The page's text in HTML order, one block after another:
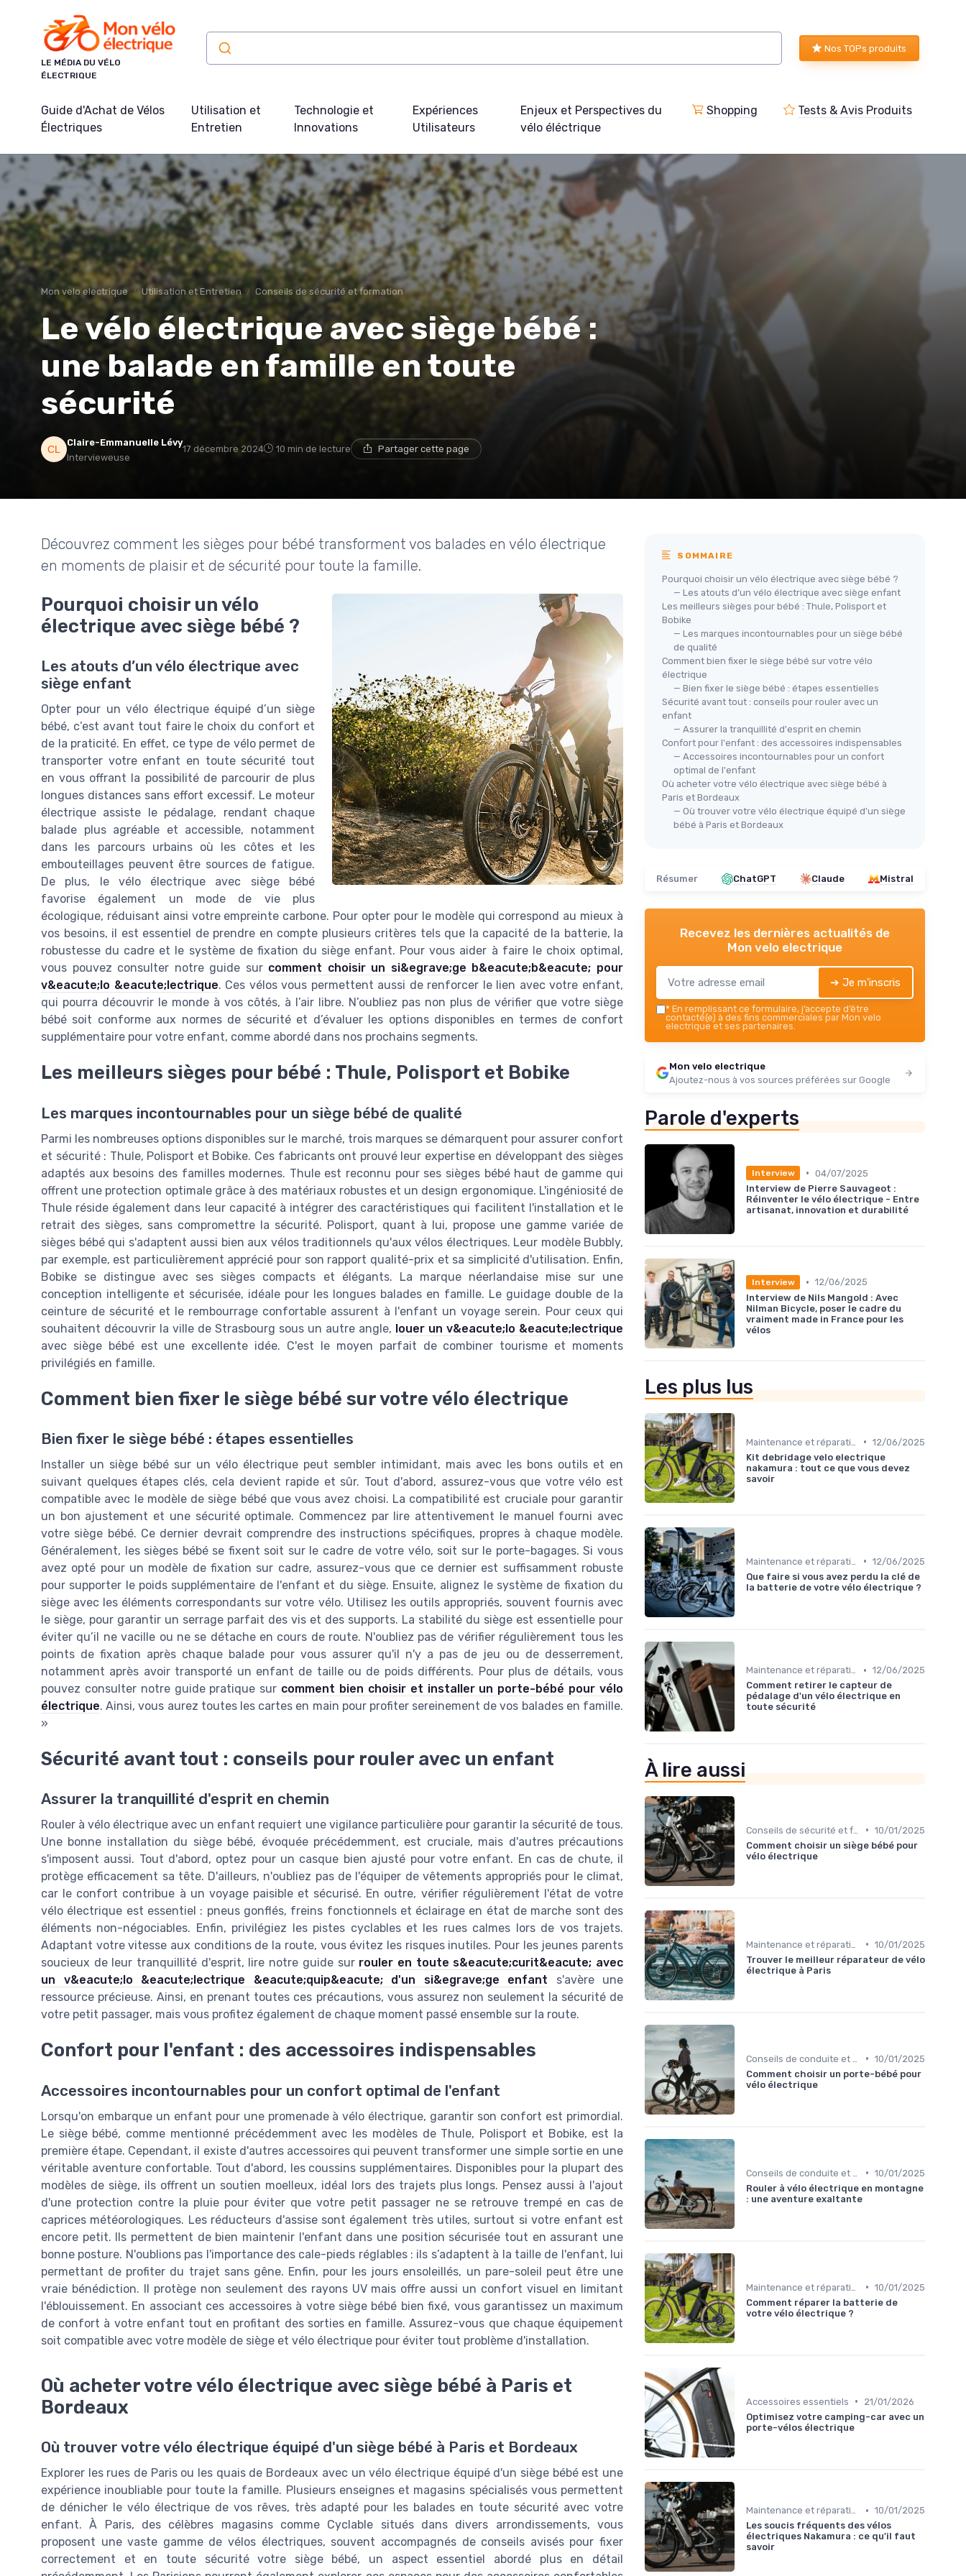
LE MÉDIA DU VÉLO
ÉLECTRIQUE
Nos TOPs produits
Guide d'Achat de Vélos
Électriques
Utilisation et
Entretien
Technologie et
Innovations
Expériences
Utilisateurs
Enjeux et Perspectives du
vélo éléctrique
Shopping Tests & Avis Produits
Mon velo electrique Utilisation et Entretien Conseils de sécurité et formation
Le vélo électrique avec siège bébé :
une balade en famille en toute
sécurité
Claire-Emmanuelle Lévy
Intervieweuse
17 décembre 2024 10 min de lecture Partager cette page
Découvrez comment les sièges pour bébé transforment vos balades en vélo électrique
en moments de plaisir et de sécurité pour toute la famille.
Pourquoi choisir un vélo
électrique avec siège bébé ?
Les atouts d’un vélo électrique avec
siège enfant
Opter pour un vélo électrique équipé d’un siège
bébé, c’est avant tout faire le choix du confort et
de la praticité. En effet, ce type de vélo permet de
transporter votre enfant en toute sécurité tout
en vous offrant la possibilité de parcourir de plus
longues distances sans effort excessif. Le moteur
électrique assiste le pédalage, rendant chaque
balade plus agréable et accessible, notamment
dans les parcours urbains où les côtes et les
embouteillages peuvent être sources de fatigue.
De plus, le vélo électrique avec siège bébé
favorise également un mode de vie plus
écologique, réduisant ainsi votre empreinte carbone. Pour opter pour le modèle qui correspond au mieux à
vos besoins, il est essentiel de prendre en compte plusieurs critères tels que la capacité de la batterie, la
robustesse du cadre et le système de fixation du siège enfant. Pour vous aider à faire le choix optimal,
vous pouvez consulter notre guide sur comment choisir un si&egrave;ge b&eacute;b&eacute; pour
v&eacute;lo &eacute;lectrique. Ces vélos vous permettent aussi de renforcer le lien avec votre enfant,
qui pourra découvrir le monde à vos côtés, à l’air libre. N’oubliez pas non plus de vérifier que votre siège
bébé soit conforme aux normes de sécurité et d’évaluer les options disponibles en termes de confort
supplémentaire pour votre enfant, comme abordé dans nos prochains segments.
Les meilleurs sièges pour bébé : Thule, Polisport et Bobike
Les marques incontournables pour un siège bébé de qualité
Parmi les nombreuses options disponibles sur le marché, trois marques se démarquent pour assurer confort
et sécurité : Thule, Polisport et Bobike. Ces fabricants ont prouvé leur expertise en développant des sièges
adaptés aux besoins des familles modernes. Thule est reconnu pour ses sièges bébé haut de gamme qui
offrent une protection optimale grâce à des matériaux robustes et un design ergonomique. L'ingéniosité de
Thule réside également dans leur capacité à intégrer des caractéristiques qui facilitent l'installation et le
retrait des sièges, sans compromettre la sécurité. Polisport, quant à lui, propose une gamme variée de
sièges bébé qui s'adaptent aussi bien aux vélos traditionnels qu'aux vélos électriques. Leur modèle Bubbly,
par exemple, est particulièrement apprécié pour son rapport qualité-prix et sa simplicité d'utilisation. Enfin,
Bobike se distingue avec ses sièges compacts et élégants. La marque néerlandaise mise sur une
conception intelligente et sécurisée, idéale pour les longues balades en famille. Le guidage double de la
ceinture de sécurité et le rembourrage confortable assurent à l'enfant un voyage serein. Pour ceux qui
souhaitent découvrir la ville de Strasbourg sous un autre angle, louer un v&eacute;lo &eacute;lectrique
avec siège bébé est une excellente idée. C'est le moyen parfait de combiner tourisme et moments
privilégiés en famille.
Comment bien fixer le siège bébé sur votre vélo électrique
Bien fixer le siège bébé : étapes essentielles
Installer un siège bébé sur un vélo électrique peut sembler intimidant, mais avec les bons outils et en
suivant quelques étapes clés, cela devient rapide et sûr. Tout d'abord, assurez-vous que votre vélo est
compatible avec le modèle de siège bébé que vous avez choisi. La compatibilité est cruciale pour garantir
un bon ajustement et une sécurité optimale. Commencez par lire attentivement le manuel fourni avec
votre siège bébé. Ce dernier devrait comprendre des instructions spécifiques, propres à chaque modèle.
Généralement, les sièges bébé se fixent soit sur le cadre de votre vélo, soit sur le porte-bagages. Si vous
avez opté pour un modèle de fixation sur cadre, assurez-vous que ce dernier est suffisamment robuste
pour supporter le poids supplémentaire de l'enfant et du siège. Ensuite, alignez le système de fixation du
siège avec les éléments correspondants sur votre vélo. Utilisez les outils appropriés, souvent fournis avec
le siège, pour garantir un serrage parfait des vis et des supports. La stabilité du siège est essentielle pour
éviter qu’il ne vacille ou ne se détache en cours de route. N'oubliez pas de vérifier régulièrement tous les
points de fixation après chaque balade pour vous assurer qu'il n'y a pas de jeu ou de desserrement,
notamment après avoir transporté un enfant de taille ou de poids différents. Pour plus de détails, vous
pouvez consulter notre guide pratique sur comment bien choisir et installer un porte-bébé pour vélo
électrique. Ainsi, vous aurez toutes les cartes en main pour profiter sereinement de vos balades en famille.
»
Sécurité avant tout : conseils pour rouler avec un enfant
Assurer la tranquillité d'esprit en chemin
Rouler à vélo électrique avec un enfant requiert une vigilance particulière pour garantir la sécurité de tous.
Une bonne installation du siège bébé, évoquée précédemment, est cruciale, mais d'autres précautions
s'imposent aussi. Tout d'abord, optez pour un casque bien ajusté pour votre enfant. En cas de chute, il
protège efficacement sa tête. D'ailleurs, n'oubliez pas de l'équiper de vêtements appropriés pour le climat,
car le confort contribue à un voyage paisible et sécurisé. En outre, vérifier régulièrement l'état de votre
vélo électrique est essentiel : pneus gonflés, freins fonctionnels et éclairage en état de marche sont des
éléments non-négociables. Enfin, privilégiez les pistes cyclables et les rues calmes lors de vos trajets.
Adaptant votre vitesse aux conditions de la route, vous évitez les risques inutiles. Pour les jeunes parents
soucieux de leur tranquillité d'esprit, lire notre guide sur rouler en toute s&eacute;curit&eacute; avec
un v&eacute;lo &eacute;lectrique &eacute;quip&eacute; d'un si&egrave;ge enfant s'avère une
ressource précieuse. Ainsi, en prenant toutes ces précautions, vous assurez non seulement la sécurité de
votre petit passager, mais vous profitez également de chaque moment passé ensemble sur la route.
Confort pour l'enfant : des accessoires indispensables
Accessoires incontournables pour un confort optimal de l'enfant
Lorsqu'on embarque un enfant pour une promenade à vélo électrique, garantir son confort est primordial.
Le siège bébé, comme mentionné précédemment avec les modèles de Thule, Polisport et Bobike, est la
première étape. Cependant, il existe d'autres accessoires qui peuvent transformer une simple sortie en une
véritable aventure confortable. Tout d'abord, les coussins supplémentaires. Disponibles pour la plupart des
modèles de siège, ils offrent un soutien moelleux, idéal lors des trajets plus longs. Pensez aussi à l'ajout
d'une protection contre la pluie pour éviter que votre petit passager ne se retrouve trempé en cas de
caprices météorologiques. Les réducteurs d'assise sont également très utiles, surtout si votre enfant est
encore petit. Ils permettent de bien maintenir l'enfant dans une position sécurisée tout en assurant une
bonne posture. N'oublions pas l'importance des cale-pieds réglables : ils s’adaptent à la taille de l'enfant, lui
permettant de profiter du trajet sans gêne. Enfin, pour les jours ensoleillés, un pare-soleil peut être une
vraie bénédiction. Il protège non seulement des rayons UV mais offre aussi un confort visuel en limitant
l'éblouissement. En associant ces accessoires à votre siège bébé bien fixé, vous garantissez un maximum
de confort à votre enfant tout en profitant des sorties en famille. Assurez-vous que chaque équipement
soit compatible avec votre modèle de siège et vélo électrique pour éviter tout problème d'installation.
Où acheter votre vélo électrique avec siège bébé à Paris et
Bordeaux
Où trouver votre vélo électrique équipé d'un siège bébé à Paris et Bordeaux
Explorer les rues de Paris ou les quais de Bordeaux avec un vélo électrique équipé d'un siège bébé est une
expérience inoubliable pour toute la famille. Plusieurs enseignes et magasins spécialisés vous permettent
de dénicher le vélo électrique de vos rêves, très adapté pour les balades en toute sécurité avec votre
enfant. À Paris, des célèbres magasins comme Cyclable situés dans divers arrondissements, vous
proposent une vaste gamme de vélos électriques, souvent accompagnés de conseils avisés pour fixer
correctement et en toute sécurité votre siège bébé, un aspect essentiel abordé plus en détail
SOMMAIRE
Pourquoi choisir un vélo électrique avec siège bébé ?
— Les atouts d’un vélo électrique avec siège enfant
Les meilleurs sièges pour bébé : Thule, Polisport et
Bobike
— Les marques incontournables pour un siège bébé
de qualité
Comment bien fixer le siège bébé sur votre vélo
électrique
— Bien fixer le siège bébé : étapes essentielles
Sécurité avant tout : conseils pour rouler avec un
enfant
— Assurer la tranquillité d'esprit en chemin
Confort pour l'enfant : des accessoires indispensables
— Accessoires incontournables pour un confort
optimal de l'enfant
Où acheter votre vélo électrique avec siège bébé à
Paris et Bordeaux
— Où trouver votre vélo électrique équipé d'un siège
bébé à Paris et Bordeaux
Résumer ChatGPT Claude Mistral
Recevez les dernières actualités de
Mon velo electrique
➔ Je m'inscris
* En remplissant ce formulaire, j’accepte d’être
contacté(e) à des fins commerciales par Mon velo
electrique et ses partenaires.
Mon velo electrique
Ajoutez-nous à vos sources préférées sur Google
Parole d'experts
Interview • 04/07/2025
Interview de Pierre Sauvageot :
Réinventer le vélo électrique - Entre
artisanat, innovation et durabilité
Interview • 12/06/2025
Interview de Nils Mangold : Avec
Nilman Bicycle, poser le cadre du
vraiment made in France pour les
vélos
Les plus lus
• 12/06/2025
Kit debridage velo electrique
nakamura : tout ce que vous devez
savoir
• 12/06/2025
Que faire si vous avez perdu la clé de
la batterie de votre vélo électrique ?
Maintenance et réparation • 12/06/2025
Comment retirer le capteur de
pédalage d'un vélo électrique en
toute sécurité
À lire aussi
• 10/01/2025
Comment choisir un siège bébé pour
vélo électrique
• 10/01/2025
Trouver le meilleur réparateur de vélo
électrique à Paris
• 10/01/2025
Comment choisir un porte-bébé pour
vélo électrique
• 10/01/2025
Rouler à vélo électrique en montagne
: une aventure exaltante
• 10/01/2025
Comment réparer la batterie de
votre vélo électrique ?
Accessoires essentiels •
21/01/2026
Optimisez votre camping-car avec un
porte-vélos électrique
Maintenance et réparation • 10/01/2025
Les soucis fréquents des vélos
électriques Nakamura : ce qu'il faut
savoir